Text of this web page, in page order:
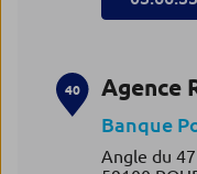
40 Agence
Banque
Angle du